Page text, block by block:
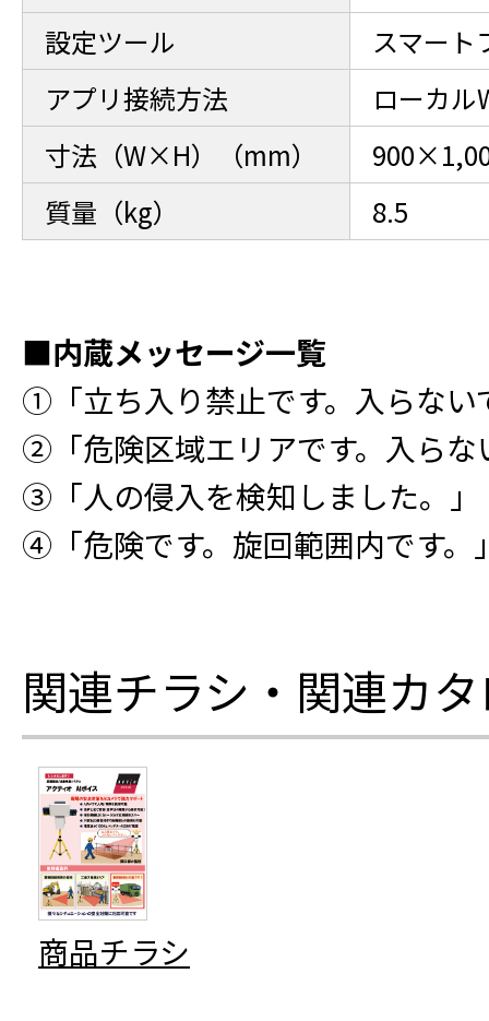
設定ツール
スマート
アプリ接続方法
ローカル
寸法（W×H）（mm）
質量（kg）
8.5
■内蔵メッセージ一覧
①「立ち入り禁止です。入らない
②「危険区域エリアです。入らな
③「人の侵入を検知しました。」
④「危険です。旋回範囲内です。
関連チラシ・関連カ
商品チラシ